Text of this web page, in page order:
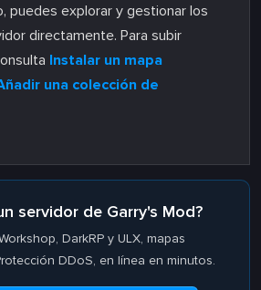
puedes explorar y gestionar los
directamente. Para subir
Instalar un mapa
una colección de
servidor de Garry's Mod?
DarkRP y ULX, mapas
DDoS, en línea en minutos.